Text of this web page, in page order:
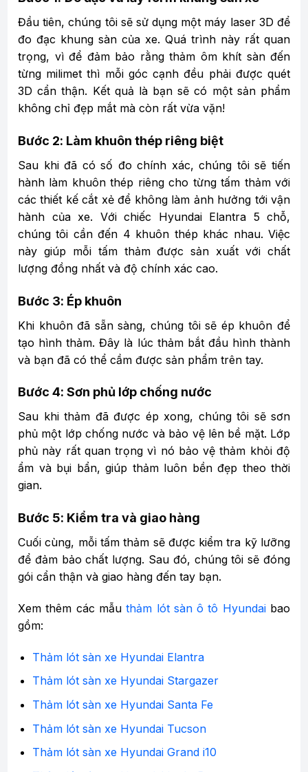
Đầu tiên, chúng tôi sẽ sử dụng một máy laser 3D để
đo đạc khung sàn của xe. Quá trình này rất quan
trọng, vì để đảm bảo rằng thảm ôm khít sàn đến
từng milimet thì mỗi góc cạnh đều phải được quét
3D cẩn thận. Kết quả là bạn sẽ có một sản phẩm
không chỉ đẹp mắt mà còn rất vừa vặn!
Bước 2: Làm khuôn thép riêng biệt
Sau khi đã có số đo chính xác, chúng tôi sẽ tiến
hành làm khuôn thép riêng cho từng tấm thảm với
các thiết kế cắt xẻ để không làm ảnh hưởng tới vận
hành của xe. Với chiếc Hyundai Elantra 5 chỗ,
chúng tôi cần đến 4 khuôn thép khác nhau. Việc
này giúp mỗi tấm thảm được sản xuất với chất
lượng đồng nhất và độ chính xác cao.
Bước 3: Ép khuôn
Khi khuôn đã sẵn sàng, chúng tôi sẽ ép khuôn để
tạo hình thảm. Đây là lúc thảm bắt đầu hình thành
và bạn đã có thể cầm được sản phẩm trên tay.
Bước 4: Sơn phủ lớp chống nước
Sau khi thảm đã được ép xong, chúng tôi sẽ sơn
phủ một lớp chống nước và bảo vệ lên bề mặt. Lớp
phủ này rất quan trọng vì nó bảo vệ thảm khỏi độ
ẩm và bụi bẩn, giúp thảm luôn bền đẹp theo thời
gian.
Bước 5: Kiểm tra và giao hàng
Cuối cùng, mỗi tấm thảm sẽ được kiểm tra kỹ lưỡng
để đảm bảo chất lượng. Sau đó, chúng tôi sẽ đóng
gói cẩn thận và giao hàng đến tay bạn.
Xem thêm các mẫuthảm lót sàn ô tô Hyundaibao
gồm:
Thảm lót sàn xe Hyundai Elantra
Thảm lót sàn xe Hyundai Stargazer
Thảm lót sàn xe Hyundai Santa Fe
Thảm lót sàn xe Hyundai Tucson
Thảm lót sàn xe Hyundai Grand i10